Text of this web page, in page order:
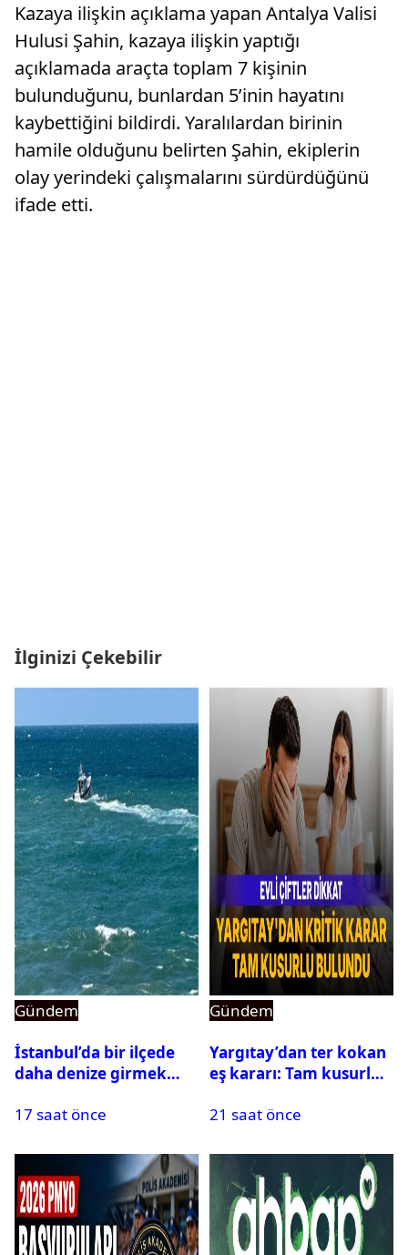
Kazaya ilişkin açıklama yapan Antalya Valisi
Hulusi Şahin, kazaya ilişkin yaptığı
açıklamada araçta toplam 7 kişinin
bulunduğunu, bunlardan 5’inin hayatını
kaybettiğini bildirdi. Yaralılardan birinin
hamile olduğunu belirten Şahin, ekiplerin
olay yerindeki çalışmalarını sürdürdüğünü
ifade etti.
İlginizi Çekebilir
Gündem
İstanbul’da bir ilçede
daha denize girmek
17 saat önce
Gündem
Yargıtay’dan ter kokan
eş kararı: Tam kusurlu
21 saat önce